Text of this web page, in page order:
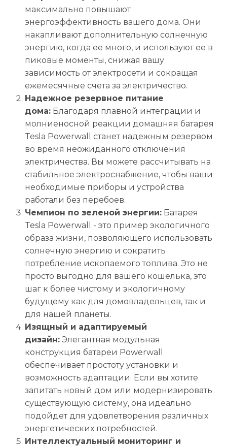
максимально повышают
энергоэффективность вашего дома. Они
накапливают дополнительную солнечную
энергию, когда ее много, и используют ее в
пиковые моменты, снижая вашу
зависимость от электросети и сокращая
ежемесячные счета за электричество.
Надежное резервное питание
дома: Благодаря плавной интеграции и
молниеносной реакции домашняя батарея
Tesla Powerwall станет надежным резервом
во время неожиданного отключения
электричества. Вы можете рассчитывать на
стабильное электроснабжение, чтобы ваши
необходимые приборы и устройства
работали без перебоев.
Чемпион по зеленой энергии: Батарея
Tesla Powerwall - это пример экологичного
образа жизни, позволяющего использовать
солнечную энергию и сократить
потребление ископаемого топлива. Это не
просто выгодно для вашего кошелька, это
шаг к более чистому и экологичному
будущему как для домовладельцев, так и
для нашей планеты.
Изящный и адаптируемый
дизайн: Элегантная модульная
конструкция батареи Powerwall
обеспечивает простоту установки и
возможность адаптации. Если вы хотите
запитать новый дом или модернизировать
существующую систему, она идеально
подойдет для удовлетворения различных
энергетических потребностей.
Интеллектуальный мониторинг и